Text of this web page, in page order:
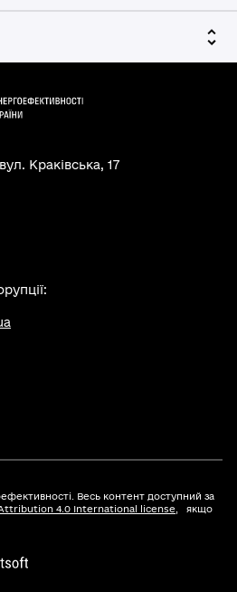
Краківська, 17
Весь контент доступний за
4.0 International license , якщо